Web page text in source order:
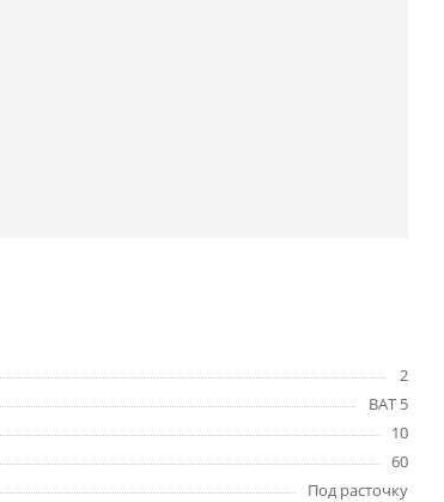
2
BAT 5
10
60
Под расточку